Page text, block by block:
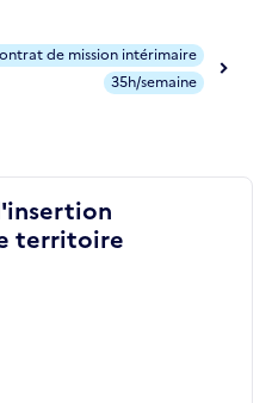
de mission intérimaire
35h/semaine
territoire